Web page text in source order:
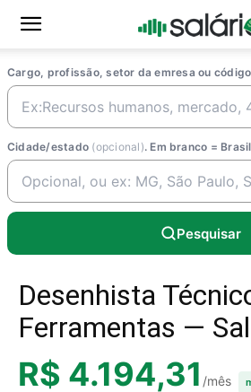
Cargo, profissão, setor da emresa ou código
Cidade/estado (opcional). Em branco = Brasil
Pesquisar
Desenhista
Ferramentas —
R$ 4.194,31 /mês